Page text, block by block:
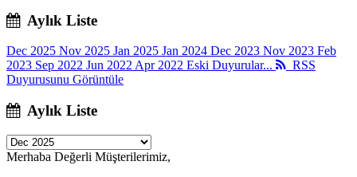
Aylık Liste
Dec 2025 Nov 2025 Jan 2025 Jan 2024 Dec 2023 Nov 2023 Feb
2023 Sep 2022 Jun 2022Apr 2022 Eski Duyurular...
RSS
Duyurusunu Görüntüle
Aylık Liste
Merhaba Değerli Müşterilerimiz,